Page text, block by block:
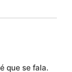
que se fala.